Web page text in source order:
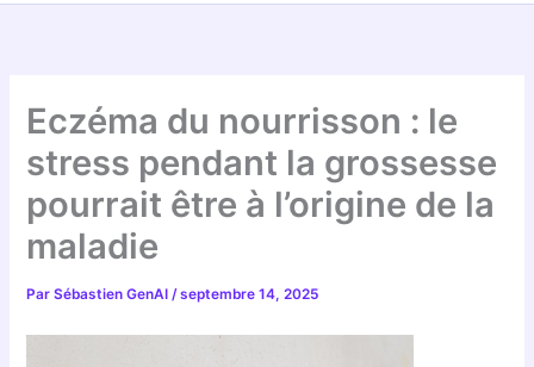
Eczéma du nourrisson : le
stress pendant la grossesse
pourrait être à l’origine de la
maladie
ParSébastien GenAI/septembre 14, 2025